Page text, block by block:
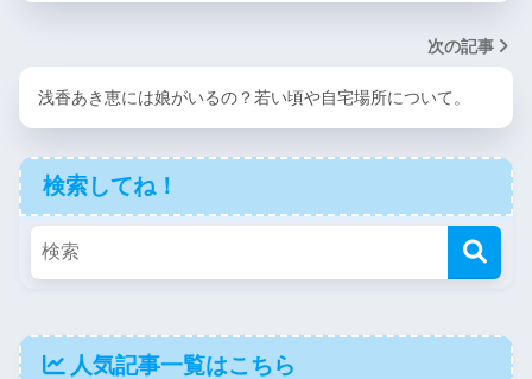
次の記事
浅香あき恵には娘がいるの？若い頃や自宅場所について。
検索してね！
人気記事一覧はこちら